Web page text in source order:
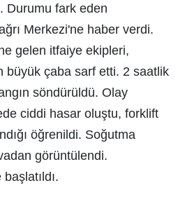
Durumu fark eden
Merkezi'ne haber verdi.
gelen itfaiye ekipleri,
büyük çaba sarf etti. 2 saatlik
söndürüldü. Olay
ciddi hasar oluştu, forklift
öğrenildi. Soğutma
görüntülendi.